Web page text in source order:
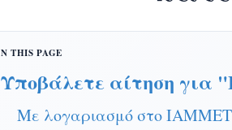
Υποβάλετε αίτηση για
Με λογαριασμό στο